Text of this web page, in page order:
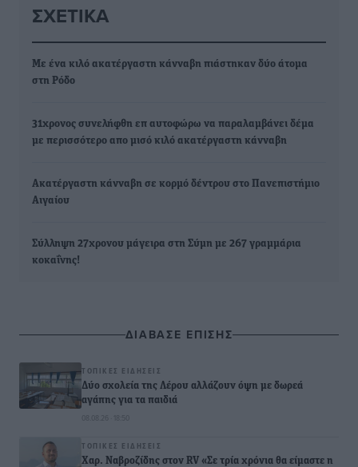
ΣΧΕΤΙΚΆ
Με ένα κιλό ακατέργαστη κάνναβη πιάστηκαν δύο άτομα
στη Ρόδο
31χρονος συνελήφθη επ αυτοφώρω να παραλαμβάνει δέμα
με περισσότερο απο μισό κιλό ακατέργαστη κάνναβη
Ακατέργαστη κάνναβη σε κορμό δέντρου στο Πανεπιστήμιο
Αιγαίου
Σύλληψη 27χρονου μάγειρα στη Σύμη με 267 γραμμάρια
κοκαΐνης!
ΔΙΑΒΑΣΕ ΕΠΙΣΗΣ
ΤΟΠΙΚΈΣ ΕΙΔΉΣΕΙΣ
Δύο σχολεία της Λέρου αλλάζουν όψη με δωρεά
αγάπης για τα παιδιά
08.08.26 · 18:50
ΤΟΠΙΚΈΣ ΕΙΔΉΣΕΙΣ
Χαρ. Ναβροζίδης στον RV «Σε τρία χρόνια θα είμαστε η